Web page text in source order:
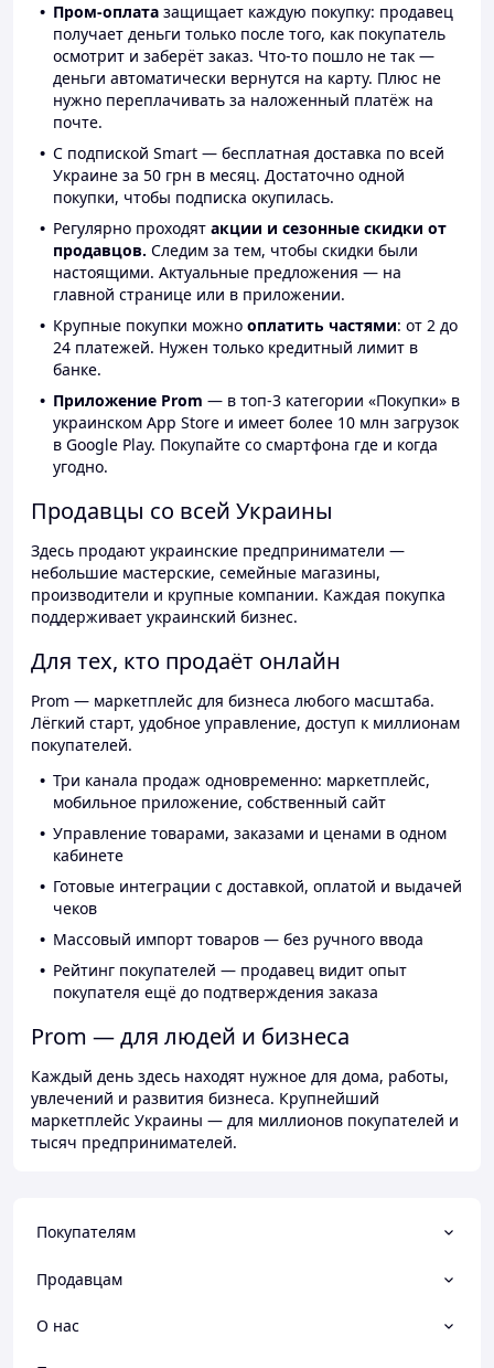
Пром-оплата защищает каждую покупку: продавец
получает деньги только после того, как покупатель
осмотрит и заберёт заказ. Что-то пошло не так —
деньги автоматически вернутся на карту. Плюс не
нужно переплачивать за наложенный платёж на
почте.
С подпиской Smart — бесплатная доставка по всей
Украине за 50 грн в месяц. Достаточно одной
покупки, чтобы подписка окупилась.
Регулярно проходят акции и сезонные скидки от
продавцов. Следим за тем, чтобы скидки были
настоящими. Актуальные предложения — на
главной странице или в приложении.
Крупные покупки можно оплатить частями: от 2 до
24 платежей. Нужен только кредитный лимит в
банке.
Приложение Prom — в топ-3 категории «Покупки» в
украинском App Store и имеет более 10 млн загрузок
в Google Play. Покупайте со смартфона где и когда
угодно.
Продавцы со всей Украины
Здесь продают украинские предприниматели —
небольшие мастерские, семейные магазины,
производители и крупные компании. Каждая покупка
поддерживает украинский бизнес.
Для тех, кто продаёт онлайн
Prom — маркетплейс для бизнеса любого масштаба.
Лёгкий старт, удобное управление, доступ к миллионам
покупателей.
Три канала продаж одновременно: маркетплейс,
мобильное приложение, собственный сайт
Управление товарами, заказами и ценами в одном
кабинете
Готовые интеграции с доставкой, оплатой и выдачей
чеков
Массовый импорт товаров — без ручного ввода
Рейтинг покупателей — продавец видит опыт
покупателя ещё до подтверждения заказа
Prom — для людей и бизнеса
Каждый день здесь находят нужное для дома, работы,
увлечений и развития бизнеса. Крупнейший
маркетплейс Украины — для миллионов покупателей и
тысяч предпринимателей.
Покупателям
Продавцам
О нас